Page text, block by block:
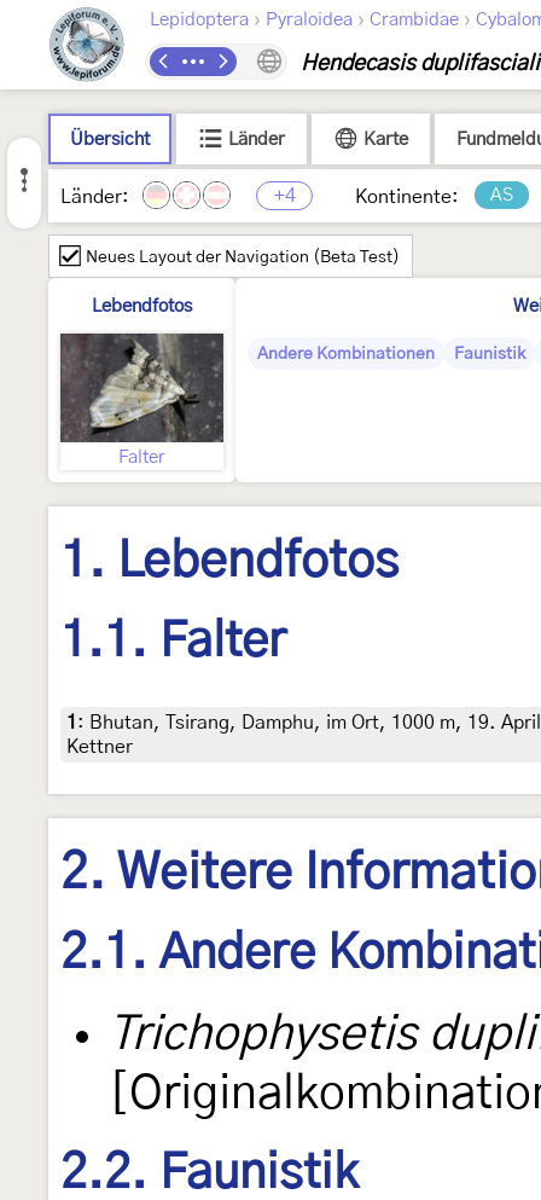
Lepidoptera › Pyraloidea › Crambidae ›
Hendecasis
Übersicht Länder Karte
Länder: +4 Kontinente: AS
Neues Layout der Navigation (Beta Test)
Lebendfotos
Falter
Andere Kombinationen Faunistik
1. Lebendfotos
1.1. Falter
1 : Bhutan, Tsirang, Damphu, im Ort, 1000 m, 19.
Kettner
2. Weitere
2.1. Andere
Trichophysetis
2.2. Faunistik